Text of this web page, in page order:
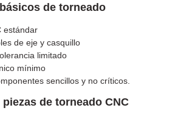
de torneado
estándar
de eje y casquillo
limitado
mínimo
sencillos y no críticos.
de torneado CNC